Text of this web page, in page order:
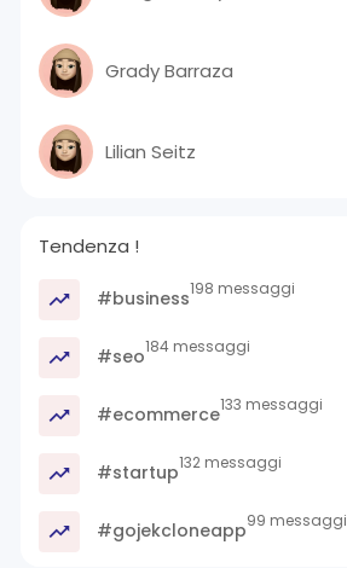
Grady Barraza
Lilian Seitz
Tendenza !
#business198 messaggi
#seo184 messaggi
#ecommerce133 messaggi
#startup132 messaggi
#gojekcloneapp99 messaggi